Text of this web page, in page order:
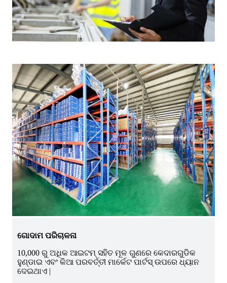
ଗୋଦାମ ପରିଚାଳନା
10,000 ରୁ ଅଧିକ ଆଇଟମ୍ ସହିତ ମୂଳ ଗୁଣରେ କେଦାରଗୁଡିକ
ହୁଣ୍ଡାଇ ଏବଂ କିଆ ପରବର୍ତ୍ତୀ ମାର୍କେଟ ପାର୍ଟସ୍ ଉପରେ ଧ୍ୟାନ
ଦେଇଥାଏ |